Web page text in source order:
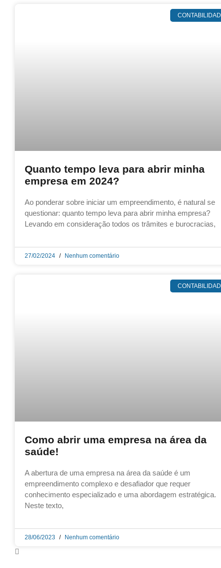
Quanto tempo leva para abrir minha
empresa em 2024?
Ao ponderar sobre iniciar um empreendimento, é natural se
questionar: quanto tempo leva para abrir minha empresa?
Levando em consideração todos os trâmites e burocracias,
27/02/2024 Nenhum comentário
Como abrir uma empresa na área da
saúde!
A abertura de uma empresa na área da saúde é um
empreendimento complexo e desafiador que requer
conhecimento especializado e uma abordagem estratégica.
Neste texto,
28/06/2023 Nenhum comentário